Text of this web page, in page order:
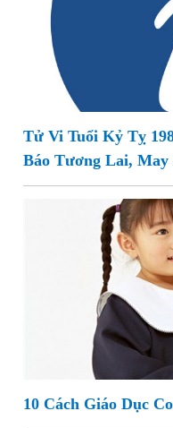
Tử Vi Tuổi Kỷ Tỵ
Báo Tương Lai,
10 Cách Giáo Dục